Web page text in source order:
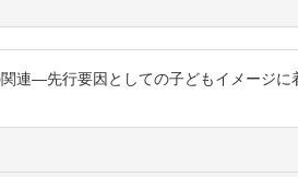
連―先行要因としての子どもイメージ